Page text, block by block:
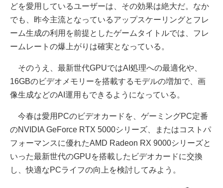
どを愛用しているユーザーは、その効果は絶大だ。なか
でも、昨今主流となっているアップスケーリングとフレ
ーム生成の利用を前提としたゲームタイトルでは、フレ
ームレートの爆上がりは確実となっている。
そのうえ、最新世代GPUではAI処理への最適化や、
16GBのビデオメモリーを搭載するモデルの増加で、画
像生成などのAI運用もできるようになっている。
今春は愛用PCのビデオカードを、ゲーミングPC定番
のNVIDIA GeForce RTX 5000シリーズ、またはコストパ
フォーマンスに優れたAMD Radeon RX 9000シリーズと
いった最新世代のGPUを搭載したビデオカードに交換
し、快適なPCライフの向上を検討してみよう。